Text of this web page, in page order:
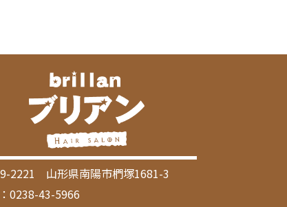
2221 山形県南陽市椚塚1681-3
0238-43-5966